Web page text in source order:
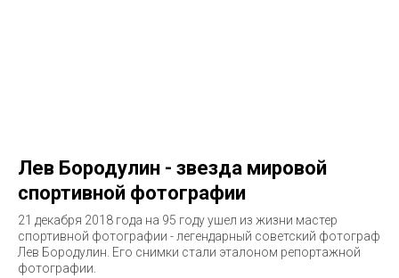
Лев Бородулин - звезда мировой
спортивной фотографии
21 декабря 2018 года на 95 году ушел из жизни мастер
спортивной фотографии - легендарный советский фотограф
Лев Бородулин. Его снимки стали эталоном репортажной
фотографии.​